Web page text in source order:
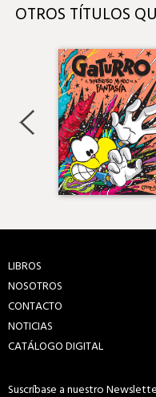
OTROS TÍTULOS
LIBROS
NOSOTROS
CONTACTO
NOTICIAS
CATÁLOGO DIGITAL
Suscríbase a nuestro